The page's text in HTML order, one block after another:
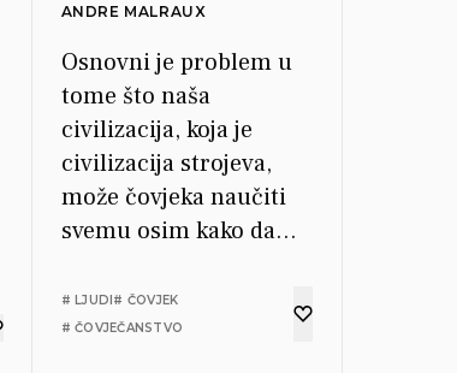
ANDRE MALRAUX
Osnovni je problem u
tome što naša
civilizacija, koja je
civilizacija strojeva,
može čovjeka naučiti
svemu osim kako da
# LJUDI# ČOVJEK
# ČOVJEČANSTVO